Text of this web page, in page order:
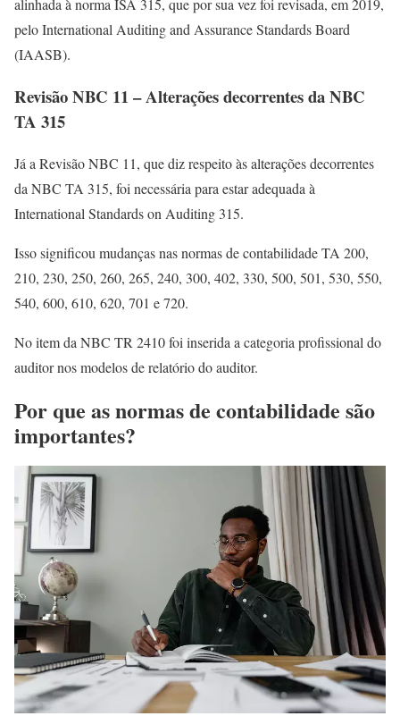
alinhada à norma ISA 315, que por sua vez foi revisada, em 2019,
pelo International Auditing and Assurance Standards Board
(IAASB).
Revisão NBC 11 – Alterações decorrentes da NBC
TA 315
Já a Revisão NBC 11, que diz respeito às alterações decorrentes
da NBC TA 315, foi necessária para estar adequada à
International Standards on Auditing 315.
Isso significou mudanças nas normas de contabilidade TA 200,
210, 230, 250, 260, 265, 240, 300, 402, 330, 500, 501, 530, 550,
540, 600, 610, 620, 701 e 720.
No item da NBC TR 2410 foi inserida a categoria profissional do
auditor nos modelos de relatório do auditor.
Por que as normas de contabilidade são
importantes?